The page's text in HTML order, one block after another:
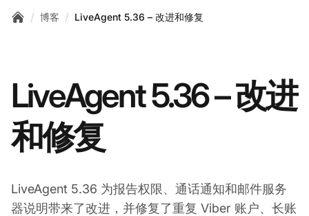
/ 博客 / LiveAgent 5.36 – 改进和修复
LiveAgent 5.36 – 改进
和修复
LiveAgent 5.36 为报告权限、通话通知和邮件服务
器说明带来了改进，并修复了重复 Viber 账户、长账